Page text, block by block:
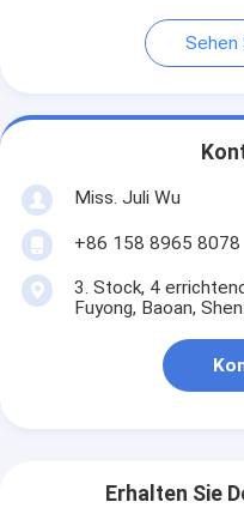
Sehen
Miss. Juli Wu
+86 158 8965 8078
3. Stock, 4
Fuyong, Baoan,
Erhalten Sie